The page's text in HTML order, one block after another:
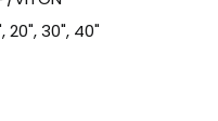
20", 30", 40"